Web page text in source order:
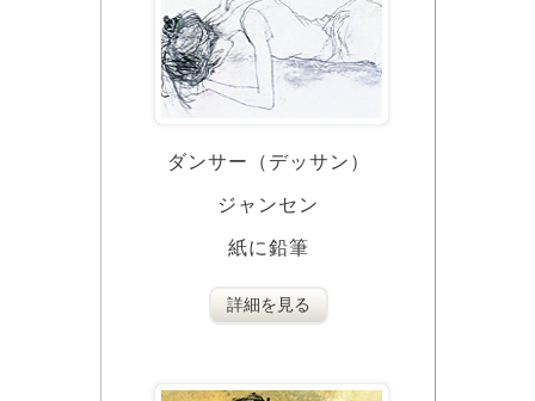
ダンサー（デッサン）
ジャンセン
紙に鉛筆
詳細を見る